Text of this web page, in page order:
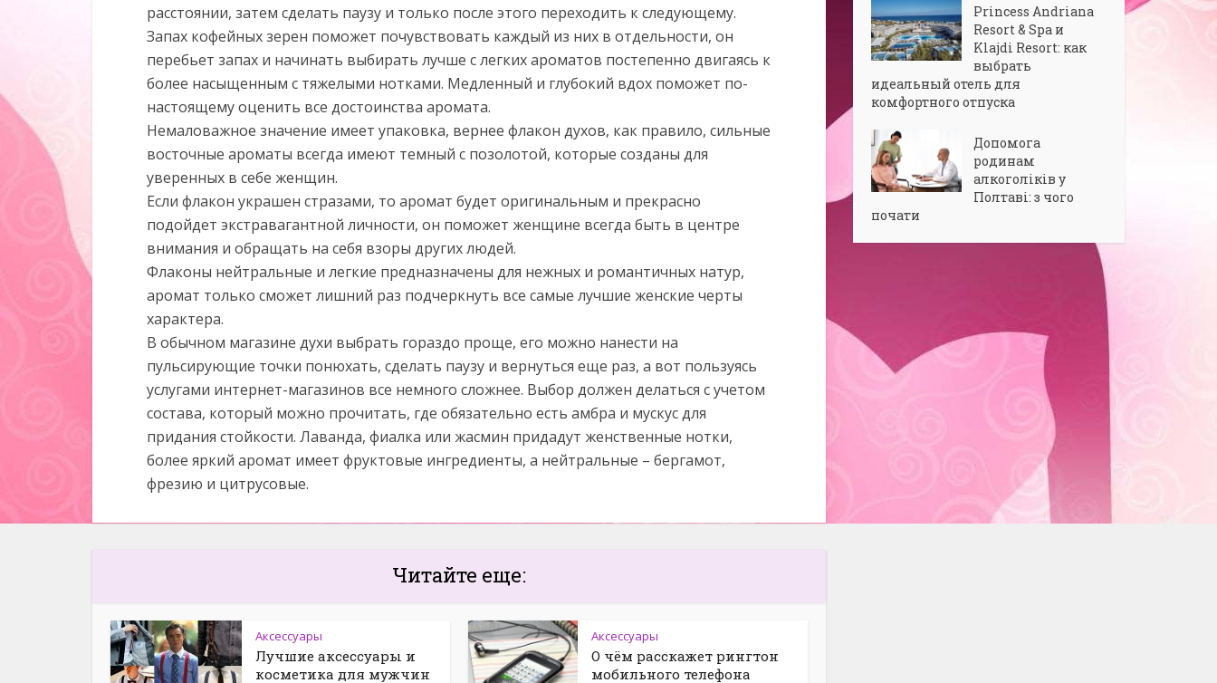
расстоянии, затем сделать паузу и только после этого переходить к следующему.
Запах кофейных зерен поможет почувствовать каждый из них в отдельности, он
перебьет запах и начинать выбирать лучше с легких ароматов постепенно двигаясь к
более насыщенным с тяжелыми нотками. Медленный и глубокий вдох поможет по-
настоящему оценить все достоинства аромата.
Немаловажное значение имеет упаковка, вернее флакон духов, как правило, сильные
восточные ароматы всегда имеют темный с позолотой, которые созданы для
уверенных в себе женщин.
Если флакон украшен стразами, то аромат будет оригинальным и прекрасно
подойдет экстравагантной личности, он поможет женщине всегда быть в центре
внимания и обращать на себя взоры других людей.
Флаконы нейтральные и легкие предназначены для нежных и романтичных натур,
аромат только сможет лишний раз подчеркнуть все самые лучшие женские черты
характера.
В обычном магазине духи выбрать гораздо проще, его можно нанести на
пульсирующие точки понюхать, сделать паузу и вернуться еще раз, а вот пользуясь
услугами интернет-магазинов все немного сложнее. Выбор должен делаться с учетом
состава, который можно прочитать, где обязательно есть амбра и мускус для
придания стойкости. Лаванда, фиалка или жасмин придадут женственные нотки,
более яркий аромат имеет фруктовые ингредиенты, а нейтральные – бергамот,
фрезию и цитрусовые.
Читайте еще:
Аксессуары
Лучшие аксессуары и
косметика для мужчин
Аксессуары
О чём расскажет рингтон
мобильного телефона
Princess Andriana
Resort & Spa и
Klajdi Resort: как
выбрать
идеальный отель для
комфортного отпуска
Допомога
родинам
алкоголіків у
Полтаві: з чого
почати